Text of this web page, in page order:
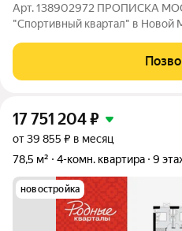
Арт. 138902972 ПРОПИСКА
"Спортивный квартал" в Новой
выходят в тихий двор. С/У
комната. Дом оснащен
17 751 204₽
от 39 855 ₽ в месяц
78,5 м²
4-комн. квартира 9
новостройка